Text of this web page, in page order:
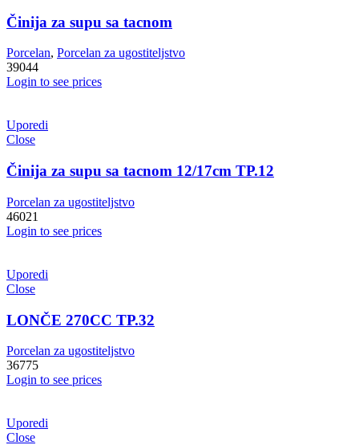
Činija za supu sa tacnom
Porcelan, Porcelan za ugostiteljstvo
39044
Login to see prices
Uporedi
Close
Činija za supu sa tacnom 12/17cm TP.12
Porcelan za ugostiteljstvo
46021
Login to see prices
Uporedi
Close
LONČE 270CC TP.32
Porcelan za ugostiteljstvo
36775
Login to see prices
Uporedi
Close